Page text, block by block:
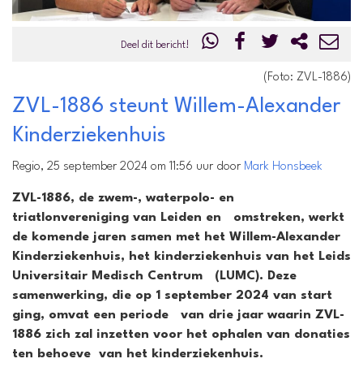
Deel dit bericht!
(Foto: ZVL-1886)
ZVL-1886 steunt Willem-Alexander
Kinderziekenhuis
Regio, 25 september 2024 om 11:56 uur door Mark Honsbeek
ZVL-1886, de zwem-, waterpolo- en
triatlonvereniging van Leiden en omstreken, werkt
de komende jaren samen met het Willem-Alexander
Kinderziekenhuis, het kinderziekenhuis van het Leids
Universitair Medisch Centrum (LUMC). Deze
samenwerking, die op 1 september 2024 van start
ging, omvat een periode van drie jaar waarin ZVL-
1886 zich zal inzetten voor het ophalen van donaties
ten behoeve van het kinderziekenhuis.